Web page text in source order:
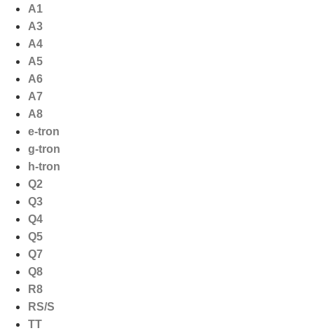
naar
inhoud
A1
A3
A4
A5
A6
A7
A8
e-tron
g-tron
h-tron
Q2
Q3
Q4
Q5
Q7
Q8
R8
RS/S
TT